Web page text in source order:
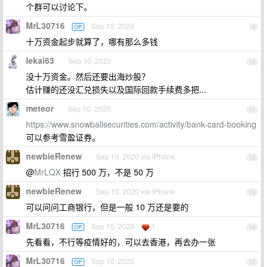
个群可以讨论下。
9
MrL30716 OP Sep 10, 2020
十万资金起步就算了，哪有那么多钱
10
lekai63 Sep 10, 2020
没十万资金。然后还要出海炒股？
估计赚的还没汇兑损失以及国际回款手续费多把...
11
meteor Sep 10, 2020
https://www.snowballsecurities.com/activity/bank-card-booking
可以参考雪盈证券。
12
newbieRenew Sep 10, 2020 via iPhone
@MrLQX 招行 500 万，不是 50 万
13
newbieRenew Sep 10, 2020 via iPhone
可以问问工商银行，但是一般 10 万还是要的
14
MrL30716 OP Sep 10, 2020 1
先看看，不行等疫情好的，可以去香港，再去办一张
15
MrL30716 OP Sep 10, 2020